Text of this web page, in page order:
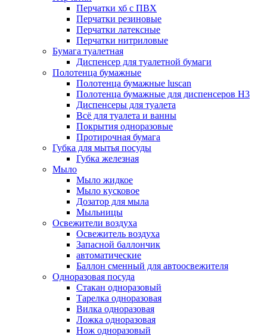
Перчатки хб с ПВХ
Перчатки резиновые
Перчатки латексные
Перчатки нитриловые
Бумага туалетная
Диспенсер для туалетной бумаги
Полотенца бумажные
Полотенца бумажные luscan
Полотенца бумажные для диспенсеров H3
Диспенсеры для туалета
Всё для туалета и ванны
Покрытия одноразовые
Протирочная бумага
Губка для мытья посуды
Губка железная
Мыло
Мыло жидкое
Мыло кусковое
Дозатор для мыла
Мыльницы
Освежители воздуха
Освежитель воздуха
Запасной баллончик
автоматические
Баллон сменный для автоосвежителя
Одноразовая посуда
Стакан одноразовый
Тарелка одноразовая
Вилка одноразовая
Ложка одноразовая
Нож одноразовый